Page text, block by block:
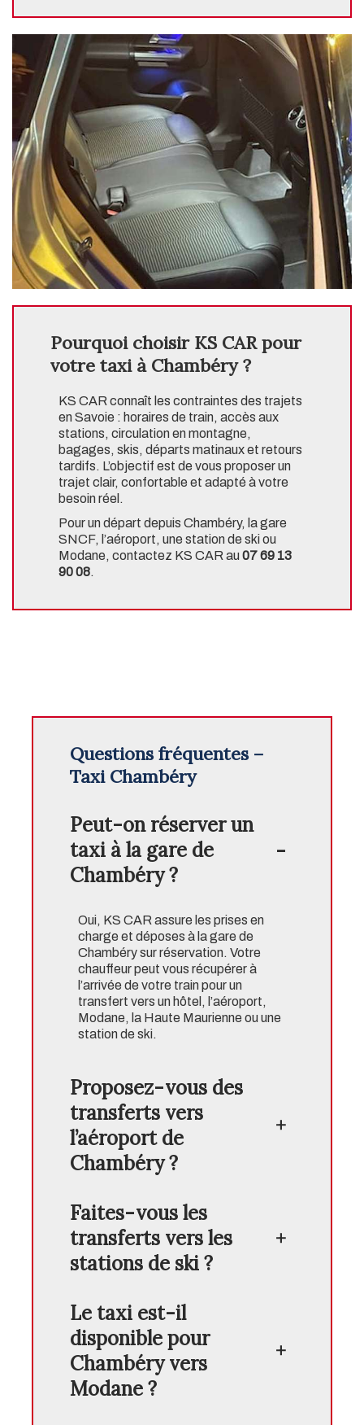
Pourquoi choisir KS CAR pour
votre taxi à Chambéry ?
KS CAR connaît les contraintes des trajets
en Savoie : horaires de train, accès aux
stations, circulation en montagne,
bagages, skis, départs matinaux et retours
tardifs. L’objectif est de vous proposer un
trajet clair, confortable et adapté à votre
besoin réel.
Pour un départ depuis Chambéry, la gare
SNCF, l’aéroport, une station de ski ou
Modane, contactez KS CAR au07 69 13
90 08.
Questions fréquentes –
Taxi Chambéry
Peut-on réserver un
taxi à la gare de
Chambéry ?
Oui, KS CAR assure les prises en
charge et déposes à la gare de
Chambéry sur réservation. Votre
chauffeur peut vous récupérer à
l’arrivée de votre train pour un
transfert vers un hôtel, l’aéroport,
Modane, la Haute Maurienne ou une
station de ski.
Proposez-vous des
transferts vers
l’aéroport de
Chambéry ?
Faites-vous les
transferts vers les
stations de ski ?
Le taxi est-il
disponible pour
Chambéry vers
Modane ?